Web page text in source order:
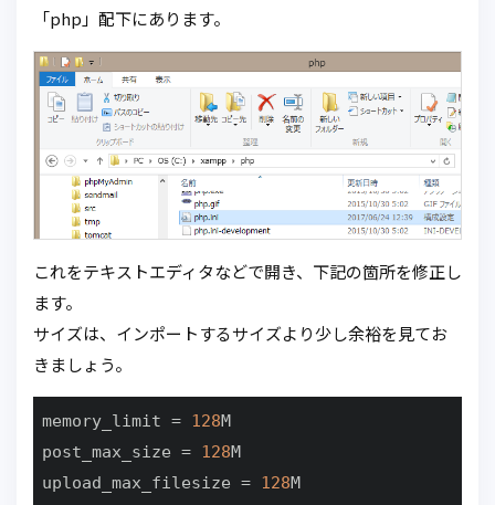
「php」配下にあります。
これをテキストエディタなどで開き、下記の箇所を修正し
ます。
サイズは、インポートするサイズより少し余裕を見てお
きましょう。
memory_limit = 128 M
post_max_size = 128 M
upload_max_filesize = 128M